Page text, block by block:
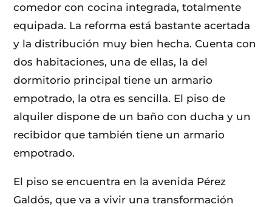
comedor con cocina integrada, totalmente
equipada. La reforma está bastante acertada
y la distribución muy bien hecha. Cuenta con
dos habitaciones, una de ellas, la del
dormitorio principal tiene un armario
empotrado, la otra es sencilla. El piso de
alquiler dispone de un baño con ducha y un
recibidor que también tiene un armario
empotrado.
El piso se encuentra en la avenida Pérez
Galdós, que va a vivir una transformación